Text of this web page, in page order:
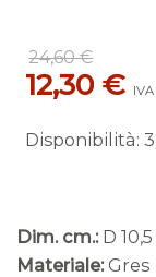
24,60 €
12,30 €
Disponibilità:
Dim. cm.: D
Materiale: Gres